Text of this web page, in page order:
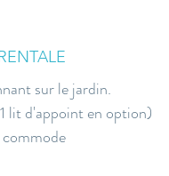
sur le jardin.
lit d'appoint en option)
commode